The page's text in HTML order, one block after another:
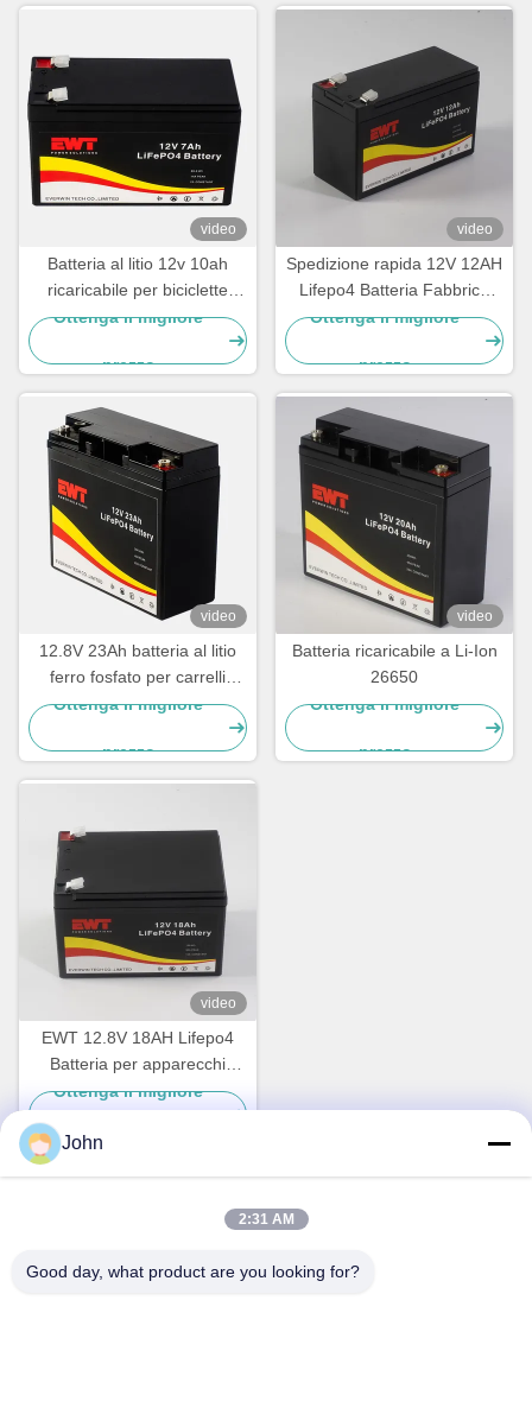
video
Batteria al litio 12v 10ah
ricaricabile per biciclette
elettriche
Ottenga il migliore
prezzo
video
Spedizione rapida 12V 12AH
Lifepo4 Batteria Fabbrica
vendita diretta
Ottenga il migliore
prezzo
video
12.8V 23Ah batteria al litio
ferro fosfato per carrelli
elevatori elettrici
Ottenga il migliore
prezzo
video
Batteria ricaricabile a Li-Ion
26650
Ottenga il migliore
prezzo
video
EWT 12.8V 18AH Lifepo4
Batteria per apparecchi
elettrici per esterni
Ottenga il migliore
prezzo
John
2:31 AM
Good day, what product are you looking for?